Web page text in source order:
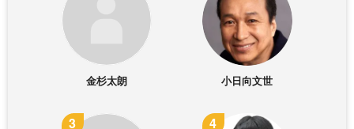
金杉太朗 小日向文世